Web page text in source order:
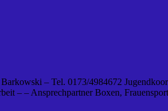
– Tel. 0173/4984672
– – Ansprechpartner Boxen,